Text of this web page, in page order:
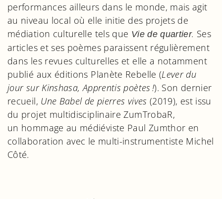
performances ailleurs dans le monde, mais agit
au niveau local où elle initie des projets de
médiation culturelle tels que Vie de quartier. Ses
articles et ses poèmes paraissent régulièrement
dans les revues culturelles et elle a notamment
publié aux éditions Planète Rebelle (Lever du
jour sur Kinshasa, Apprentis poètes !). Son dernier
recueil, Une Babel de pierres vives (2019), est issu
du projet multidisciplinaire ZumTrobaR,
un hommage au médiéviste Paul Zumthor en
collaboration avec le multi-instrumentiste Michel
Côté.